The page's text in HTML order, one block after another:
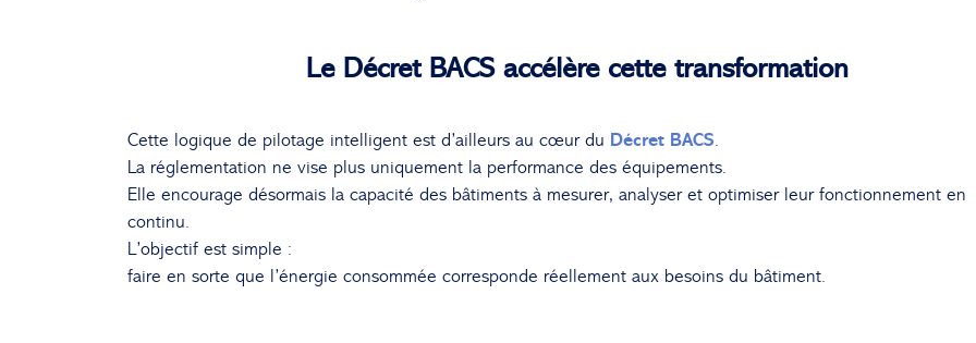
Le Décret BACS accélère cette transformation
Cette logique de pilotage intelligent est d’ailleurs au cœur du Décret BACS.
La réglementation ne vise plus uniquement la performance des équipements.
Elle encourage désormais la capacité des bâtiments à mesurer, analyser et optimiser leur fonctionnement en
continu.
L’objectif est simple :
faire en sorte que l’énergie consommée corresponde réellement aux besoins du bâtiment.